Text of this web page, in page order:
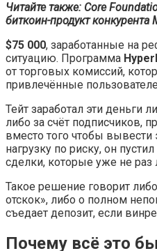
Читайте также: Core
биткоин-продукт конкурента
$75 000, заработанные на
ситуацию. Программа
от торговых комиссий,
привлечённые
Тейт заработал эти деньги
либо за счёт подписчиков,
вместо того чтобы вывести
нагрузку по риску, он
сделки, которые уже не раз
Такое решение говорит
отскок», либо о полном
съедает депозит, если
Почему всё это